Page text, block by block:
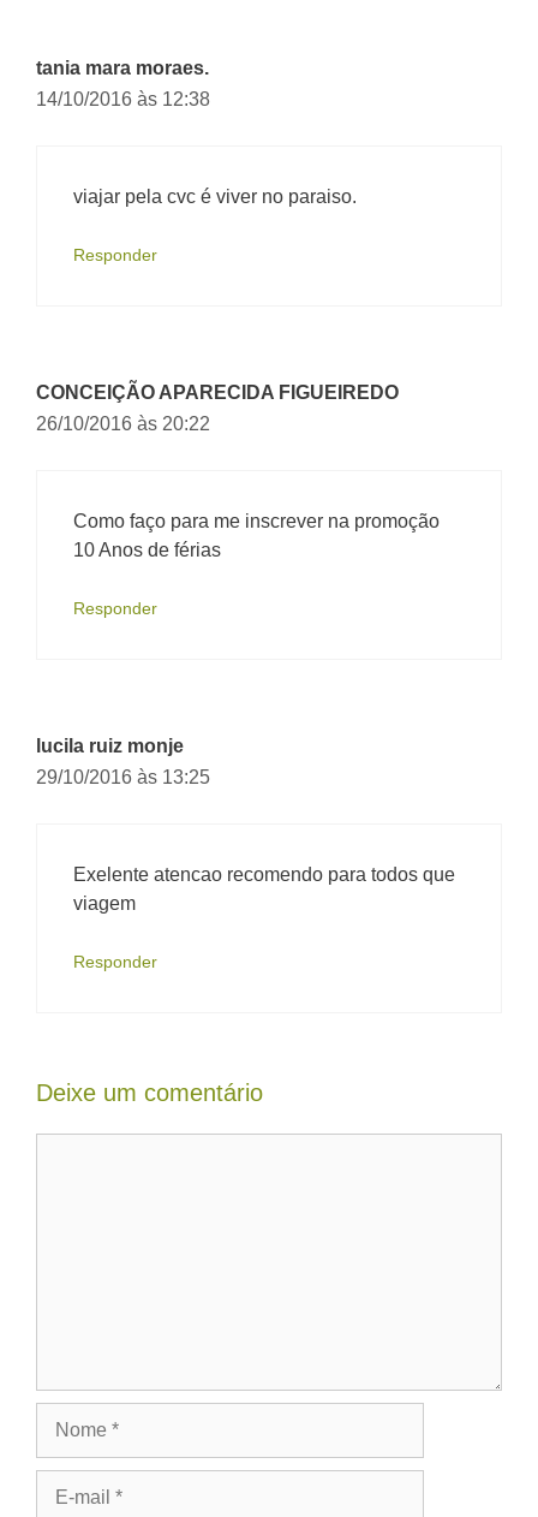
tania mara moraes.
14/10/2016 às 12:38
viajar pela cvc é viver no paraiso.
Responder
CONCEIÇÃO APARECIDA FIGUEIREDO
26/10/2016 às 20:22
Como faço para me inscrever na promoção
10 Anos de férias
Responder
lucila ruiz monje
29/10/2016 às 13:25
Exelente atencao recomendo para todos que
viagem
Responder
Deixe um comentário